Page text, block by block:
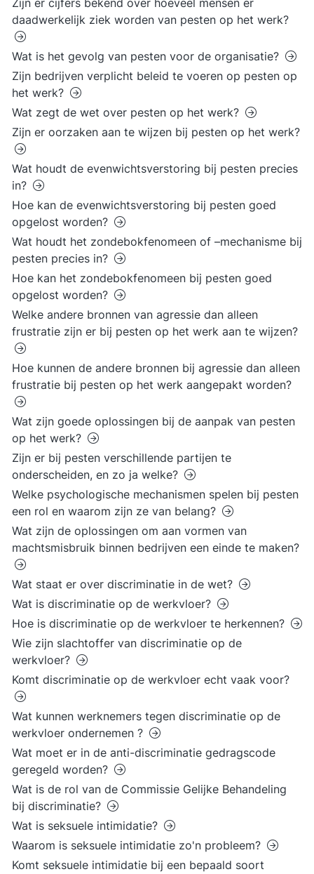
Zijn er cijfers bekend over hoeveel mensen er
daadwerkelijk ziek worden van pesten op het werk?
Wat is het gevolg van pesten voor de organisatie?
Zijn bedrijven verplicht beleid te voeren op pesten op
het werk?
Wat zegt de wet over pesten op het werk?
Zijn er oorzaken aan te wijzen bij pesten op het werk?
Wat houdt de evenwichtsverstoring bij pesten precies
in?
Hoe kan de evenwichtsverstoring bij pesten goed
opgelost worden?
Wat houdt het zondebokfenomeen of –mechanisme bij
pesten precies in?
Hoe kan het zondebokfenomeen bij pesten goed
opgelost worden?
Welke andere bronnen van agressie dan alleen
frustratie zijn er bij pesten op het werk aan te wijzen?
Hoe kunnen de andere bronnen bij agressie dan alleen
frustratie bij pesten op het werk aangepakt worden?
Wat zijn goede oplossingen bij de aanpak van pesten
op het werk?
Zijn er bij pesten verschillende partijen te
onderscheiden, en zo ja welke?
Welke psychologische mechanismen spelen bij pesten
een rol en waarom zijn ze van belang?
Wat zijn de oplossingen om aan vormen van
machtsmisbruik binnen bedrijven een einde te maken?
Wat staat er over discriminatie in de wet?
Wat is discriminatie op de werkvloer?
Hoe is discriminatie op de werkvloer te herkennen?
Wie zijn slachtoffer van discriminatie op de
werkvloer?
Komt discriminatie op de werkvloer echt vaak voor?
Wat kunnen werknemers tegen discriminatie op de
werkvloer ondernemen ?
Wat moet er in de anti-discriminatie gedragscode
geregeld worden?
Wat is de rol van de Commissie Gelijke Behandeling
bij discriminatie?
Wat is seksuele intimidatie?
Waarom is seksuele intimidatie zo'n probleem?
Komt seksuele intimidatie bij een bepaald soort